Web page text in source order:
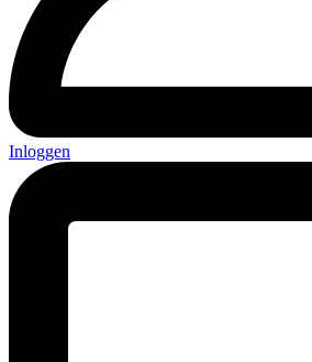
Inloggen